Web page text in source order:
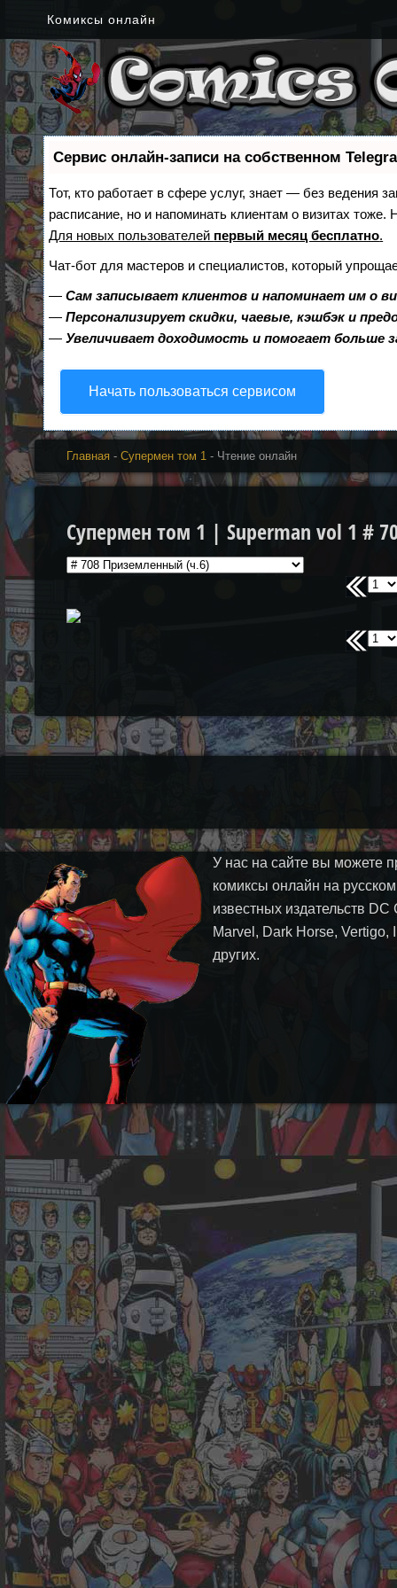
Комиксы онлайн
Сервис онлайн-записи на собственном
Тот, кто работает в сфере услуг, знает — без ведения
расписание, но и напоминать клиентам о визитах
Для новых пользователей первый месяц бесплатно.
Чат-бот для мастеров и специалистов, который
—Сам записывает клиентов и напоминает им о
—Персонализирует скидки, чаевые, кэшбэк и
—Увеличивает доходимость и помогает больше
Начать пользоваться сервисом
Главная -Супермен том 1 - Чтение онлайн
Супермен том 1 | Superman vol 1 #
У нас на сайте вы можете
комиксы онлайн на
известных издательств DC
Marvel, Dark Horse, Vertigo,
других.